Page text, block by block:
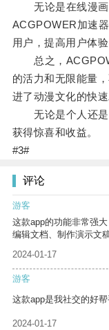
无论是在线漫画
ACGPOWER加速
用户，提高用户体验
总之，
的活力和无限能量
进了动漫文化的快速
无论是个人还是
获得惊喜和收益。
#3#
评论
游客
这款app的功能非常强
编辑文档、制作演示文
2024-01-17
游客
这款app是我社交的好
2024-01-17